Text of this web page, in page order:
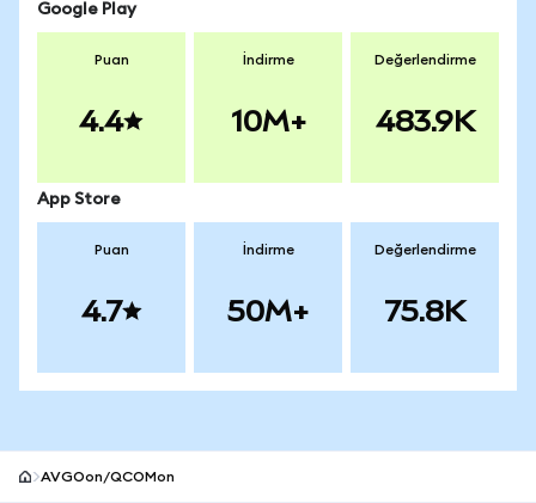
Google Play
Puan
4.4
İndirme
10M+
Değerlendirme
483.9K
App Store
Puan
4.7
İndirme
50M+
Değerlendirme
75.8K
AVGOon/QCOMon